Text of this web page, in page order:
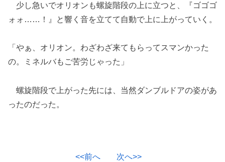
少し急いでオリオンも螺旋階段の上に立つと、『ゴゴゴ
ォォ……！』と響く音を立てて自動で上に上がっていく。
「やぁ、オリオン。わざわざ来てもらってスマンかった
の。ミネルバもご苦労じゃった」
螺旋階段で上がった先には、当然ダンブルドアの姿があ
ったのだった。
<<前へ 次へ>>